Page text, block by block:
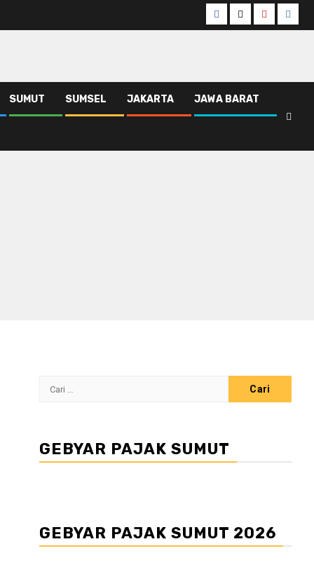
Facebook
TwitterYoutube
SUMUT SUMSEL JAKARTA JAWA BARAT
Cari
GEBYAR PAJAK SUMUT
GEBYAR PAJAK SUMUT 2026